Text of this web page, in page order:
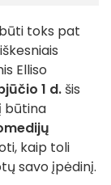
toks pat
Elliso
1 d. šis
būtina
kaip toli
savo įpėdinį.